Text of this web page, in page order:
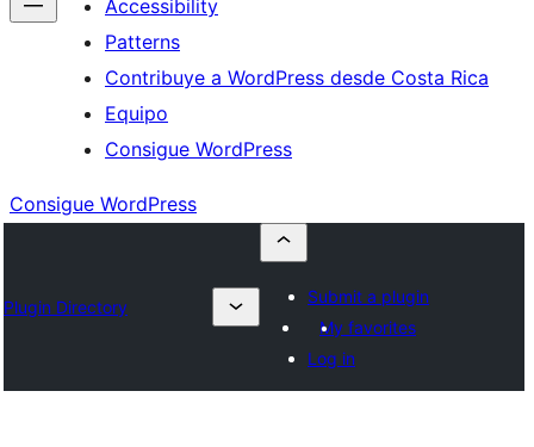
Accessibility
Patterns
Contribuye a WordPress desde Costa Rica
Equipo
Consigue WordPress
Consigue WordPress
Plugin Directory
Submit a plugin
My favorites
Log in